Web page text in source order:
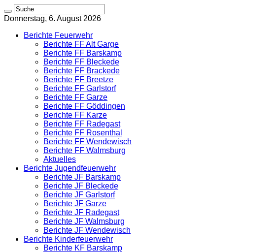
Donnerstag, 6. August 2026
Berichte Feuerwehr
Berichte FF Alt Garge
Berichte FF Barskamp
Berichte FF Bleckede
Berichte FF Brackede
Berichte FF Breetze
Berichte FF Garlstorf
Berichte FF Garze
Berichte FF Göddingen
Berichte FF Karze
Berichte FF Radegast
Berichte FF Rosenthal
Berichte FF Wendewisch
Berichte FF Walmsburg
Aktuelles
Berichte Jugendfeuerwehr
Berichte JF Barskamp
Berichte JF Bleckede
Berichte JF Garlstorf
Berichte JF Garze
Berichte JF Radegast
Berichte JF Walmsburg
Berichte JF Wendewisch
Berichte Kinderfeuerwehr
Berichte KF Barskamp